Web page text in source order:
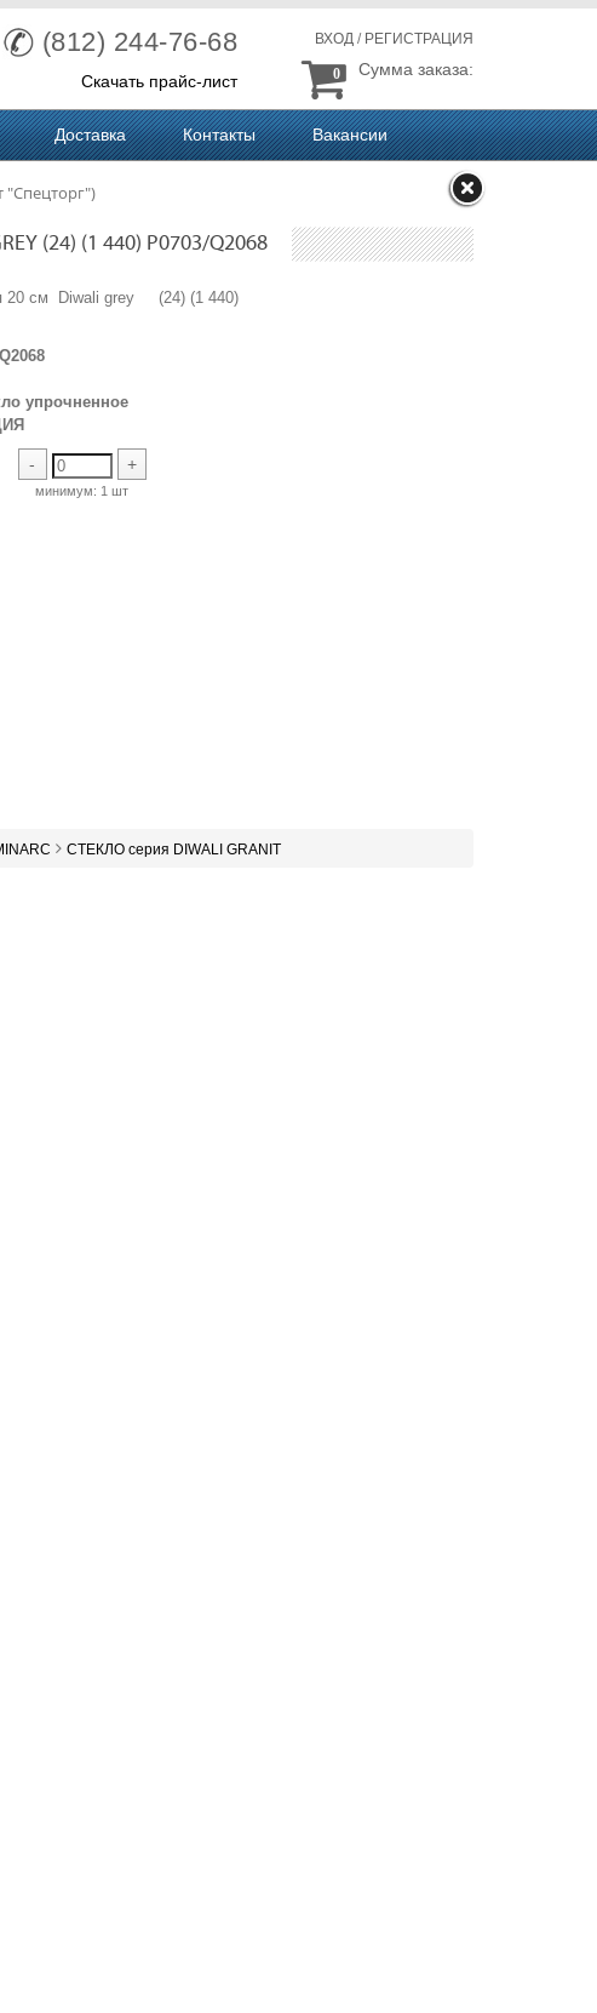
(812) 244-76-68
Скачать прайс-лист
ВХОД / РЕГИСТРАЦИЯ
Сумма заказа:
0
Доставка Контакты Вакансии
"Спецторг")
(24) (1 440) P0703/Q2068
20 см Diwali grey (24) (1 440)
упрочненное
- +
минимум: 1 шт
СТЕКЛО серия DIWALI GRANIT